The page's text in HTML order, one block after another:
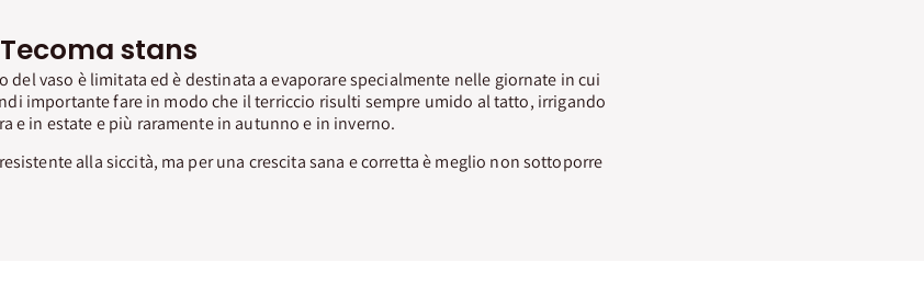
stans
del vaso è limitata ed è destinata a evaporare specialmente nelle giornate in cui
importante fare in modo che il terriccio risulti sempre umido al tatto, irrigando
e in estate e più raramente in autunno e in inverno.
alla siccità, ma per una crescita sana e corretta è meglio non sottoporre